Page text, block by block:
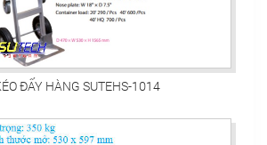
ĐẨY HÀNG SUTEHS-1014